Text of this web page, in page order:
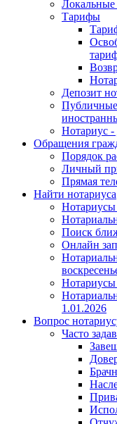
Тарифы
Депозит
Публичные
Нотариус -
Обращения
Порядок
Личный
Прямая
Найти нотариуса
Нотариусы
Поиск
Онлайн
Нотариусы
1.01.2026
Вопрос
Часто